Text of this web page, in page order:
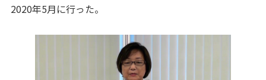
2020年5月に行った。